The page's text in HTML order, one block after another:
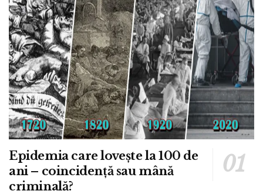
Epidemia care lovește la 100 de
ani – coincidență sau mână
criminală?